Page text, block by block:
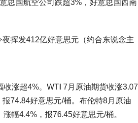
思国航空公司跌超3%，好意思国西南
挥发412亿好意思元（约合东说念主
收涨超4%。WTI 7月原油期货收涨3.07
74.84好意思元/桶。布伦特8月原油
幅4.4%，报76.45好意思元/桶。